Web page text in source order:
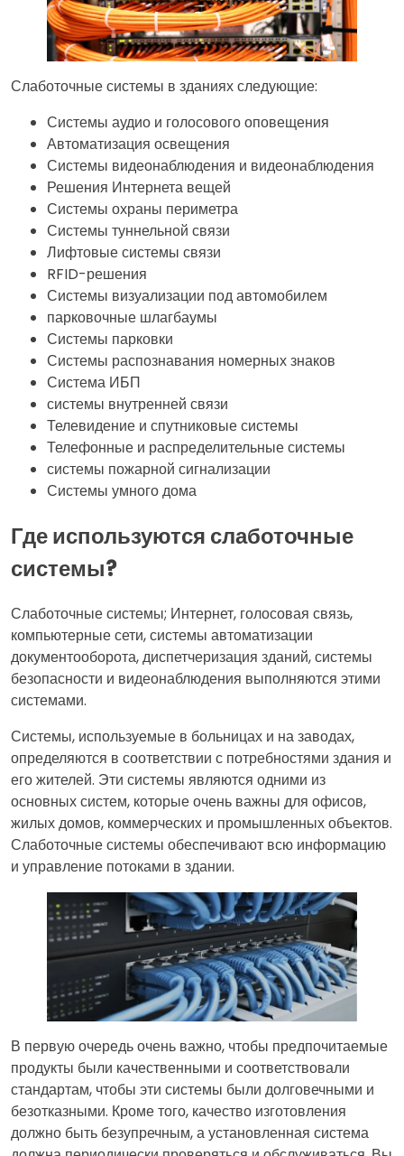
Слаботочные системы в зданиях следующие:
Системы аудио и голосового оповещения
Автоматизация освещения
Системы видеонаблюдения и видеонаблюдения
Решения Интернета вещей
Системы охраны периметра
Системы туннельной связи
Лифтовые системы связи
RFID-решения
Системы визуализации под автомобилем
парковочные шлагбаумы
Системы парковки
Системы распознавания номерных знаков
Система ИБП
системы внутренней связи
Телевидение и спутниковые системы
Телефонные и распределительные системы
системы пожарной сигнализации
Системы умного дома
Где используются слаботочные
системы?
Слаботочные системы; Интернет, голосовая связь,
компьютерные сети, системы автоматизации
документооборота, диспетчеризация зданий, системы
безопасности и видеонаблюдения выполняются этими
системами.
Системы, используемые в больницах и на заводах,
определяются в соответствии с потребностями здания и
его жителей. Эти системы являются одними из
основных систем, которые очень важны для офисов,
жилых домов, коммерческих и промышленных объектов.
Слаботочные системы обеспечивают всю информацию
и управление потоками в здании.
В первую очередь очень важно, чтобы предпочитаемые
продукты были качественными и соответствовали
стандартам, чтобы эти системы были долговечными и
безотказными. Кроме того, качество изготовления
должно быть безупречным, а установленная система